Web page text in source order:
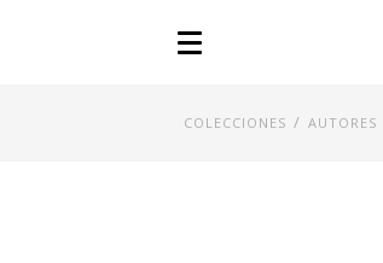
COLECCIONES / AUTORES